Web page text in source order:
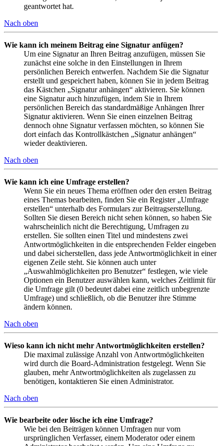
geantwortet hat.
Nach oben
Wie kann ich meinem Beitrag eine Signatur anfügen?
Um eine Signatur an Ihren Beitrag anzufügen, müssen Sie
zunächst eine solche in den Einstellungen in Ihrem
persönlichen Bereich entwerfen. Nachdem Sie die Signatur
erstellt und gespeichert haben, können Sie in jedem Beitrag
das Kästchen „Signatur anhängen“ aktivieren. Sie können
eine Signatur auch hinzufügen, indem Sie in Ihrem
persönlichen Bereich das standardmäßige Anhängen Ihrer
Signatur aktivieren. Wenn Sie einen einzelnen Beitrag
dennoch ohne Signatur verfassen möchten, so können Sie
dort einfach das Kontrollkästchen „Signatur anhängen“
wieder deaktivieren.
Nach oben
Wie kann ich eine Umfrage erstellen?
Wenn Sie ein neues Thema eröffnen oder den ersten Beitrag
eines Themas bearbeiten, finden Sie ein Register „Umfrage
erstellen“ unterhalb des Formulars zur Beitragserstellung.
Sollten Sie diesen Bereich nicht sehen können, so haben Sie
wahrscheinlich nicht die Berechtigung, Umfragen zu
erstellen. Sie sollten einen Titel und mindestens zwei
Antwortmöglichkeiten in die entsprechenden Felder eingeben
und dabei sicherstellen, dass jede Antwortmöglichkeit in einer
eigenen Zeile steht. Sie können auch unter
„Auswahlmöglichkeiten pro Benutzer“ festlegen, wie viele
Optionen ein Benutzer auswählen kann, welches Zeitlimit für
die Umfrage gilt (0 bedeutet dabei eine zeitlich unbegrenzte
Umfrage) und schließlich, ob die Benutzer ihre Stimme
ändern können.
Nach oben
Wieso kann ich nicht mehr Antwortmöglichkeiten erstellen?
Die maximal zulässige Anzahl von Antwortmöglichkeiten
wird durch die Board-Administration festgelegt. Wenn Sie
glauben, mehr Antwortmöglichkeiten als zugelassen zu
benötigen, kontaktieren Sie einen Administrator.
Nach oben
Wie bearbeite oder lösche ich eine Umfrage?
Wie bei den Beiträgen können Umfragen nur vom
ursprünglichen Verfasser, einem Moderator oder einem